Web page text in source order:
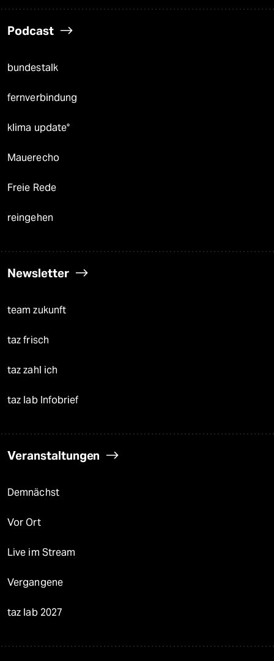
Podcast
bundestalk
fernverbindung
klima update°
Mauerecho
Freie Rede
reingehen
Newsletter
team zukunft
taz frisch
taz zahl ich
taz lab Infobrief
Veranstaltungen
Demnächst
Vor Ort
Live im Stream
Vergangene
taz lab 2027